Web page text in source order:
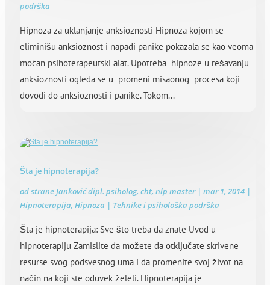
podrška
Hipnoza za uklanjanje anksioznosti Hipnoza kojom se
eliminišu anksioznost i napadi panike pokazala se kao veoma
moćan psihoterapeutski alat. Upotreba hipnoze u rešavanju
anksioznosti ogleda se u promeni misaonog procesa koji
dovodi do anksioznosti i panike. Tokom...
Šta je hipnoterapija?
od straneJanković dipl. psiholog, cht, nlp master| mar 1, 2014 |
Hipnoterapija, Hipnoza | Tehnike i psihološka podrška
Šta je hipnoterapija: Sve što treba da znate Uvod u
hipnoterapiju Zamislite da možete da otključate skrivene
resurse svog podsvesnog uma i da promenite svoj život na
način na koji ste oduvek želeli. Hipnoterapija je